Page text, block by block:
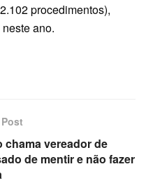
procedimentos),
ano.
chama vereador de
de mentir e não fazer